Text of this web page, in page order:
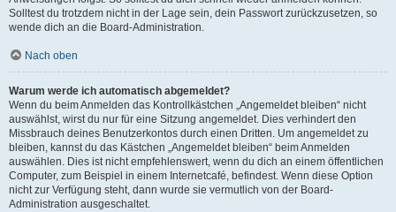
Solltest du trotzdem nicht in der Lage sein, dein Passwort zurückzusetzen, so
wende dich an die Board-Administration.
Nach oben
Warum werde ich automatisch abgemeldet?
Wenn du beim Anmelden das Kontrollkästchen „Angemeldet bleiben“ nicht
auswählst, wirst du nur für eine Sitzung angemeldet. Dies verhindert den
Missbrauch deines Benutzerkontos durch einen Dritten. Um angemeldet zu
bleiben, kannst du das Kästchen „Angemeldet bleiben“ beim Anmelden
auswählen. Dies ist nicht empfehlenswert, wenn du dich an einem öffentlichen
Computer, zum Beispiel in einem Internetcafé, befindest. Wenn diese Option
nicht zur Verfügung steht, dann wurde sie vermutlich von der Board-
Administration ausgeschaltet.